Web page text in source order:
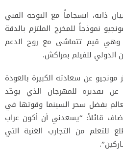
ذاته، انسجاماً مع التوجه الفني
نموذجاً للمخرج الملتزم بالدقة
وهي قيم تتماشى مع روح الدعم
الدولي للفيلم بمراكش.
عن سعادته الكبيرة بالعودة
عن تقديره للمهرجان الذي يوحّد
بفضل سحر السينما وقوتها في
قائلاً: “يسعدني أن أكون عراب
2025، وأتطلع للتعلم من التجارب الغنية التي